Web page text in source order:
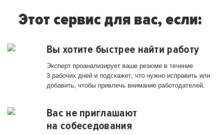
Этот сервис для вас, если:
Вы хотите быстрее найти работу
Эксперт проанализирует ваше резюме в течение
3 рабочих дней и подскажет, что нужно исправить или
добавить, чтобы привлечь внимание работодателей.
Вас не приглашают
на собеседования